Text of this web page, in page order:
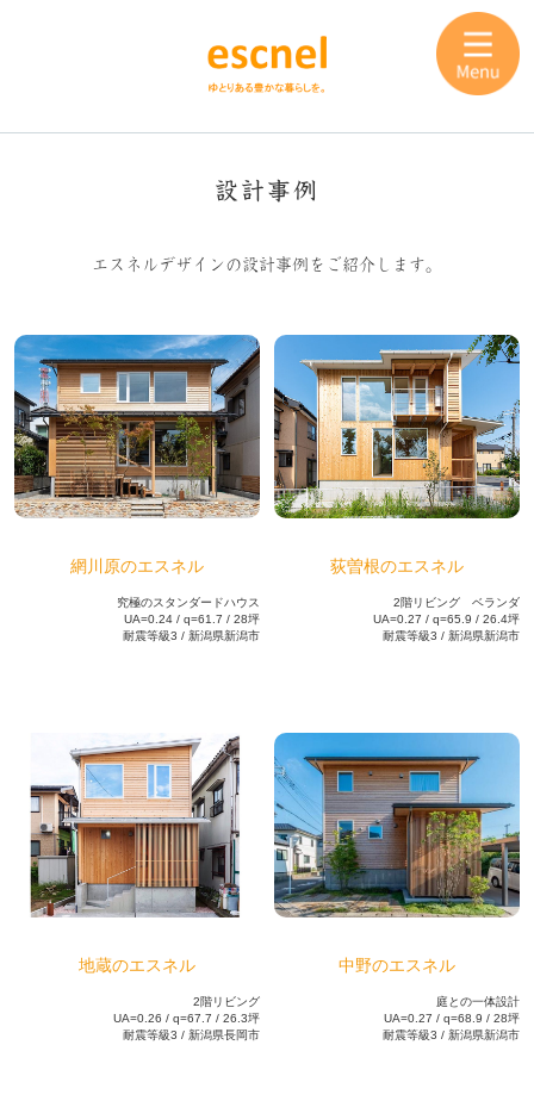
設計事例
エスネルデザインの設計事例をご紹介します。
網川原のエスネル
究極のスタンダードハウス
UA=0.24 / q=61.7 / 28坪
耐震等級3 / 新潟県新潟市
荻曽根のエスネル
2階リビング ベランダ
UA=0.27 / q=65.9 / 26.4坪
耐震等級3 / 新潟県新潟市
地蔵のエスネル
2階リビング
UA=0.26 / q=67.7 / 26.3坪
耐震等級3 / 新潟県長岡市
中野のエスネル
庭との一体設計
UA=0.27 / q=68.9 / 28坪
耐震等級3 / 新潟県新潟市